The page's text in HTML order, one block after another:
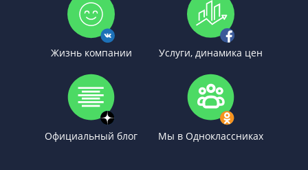
Жизнь компании Услуги, динамика цен
Официальный блог Мы в Одноклассниках